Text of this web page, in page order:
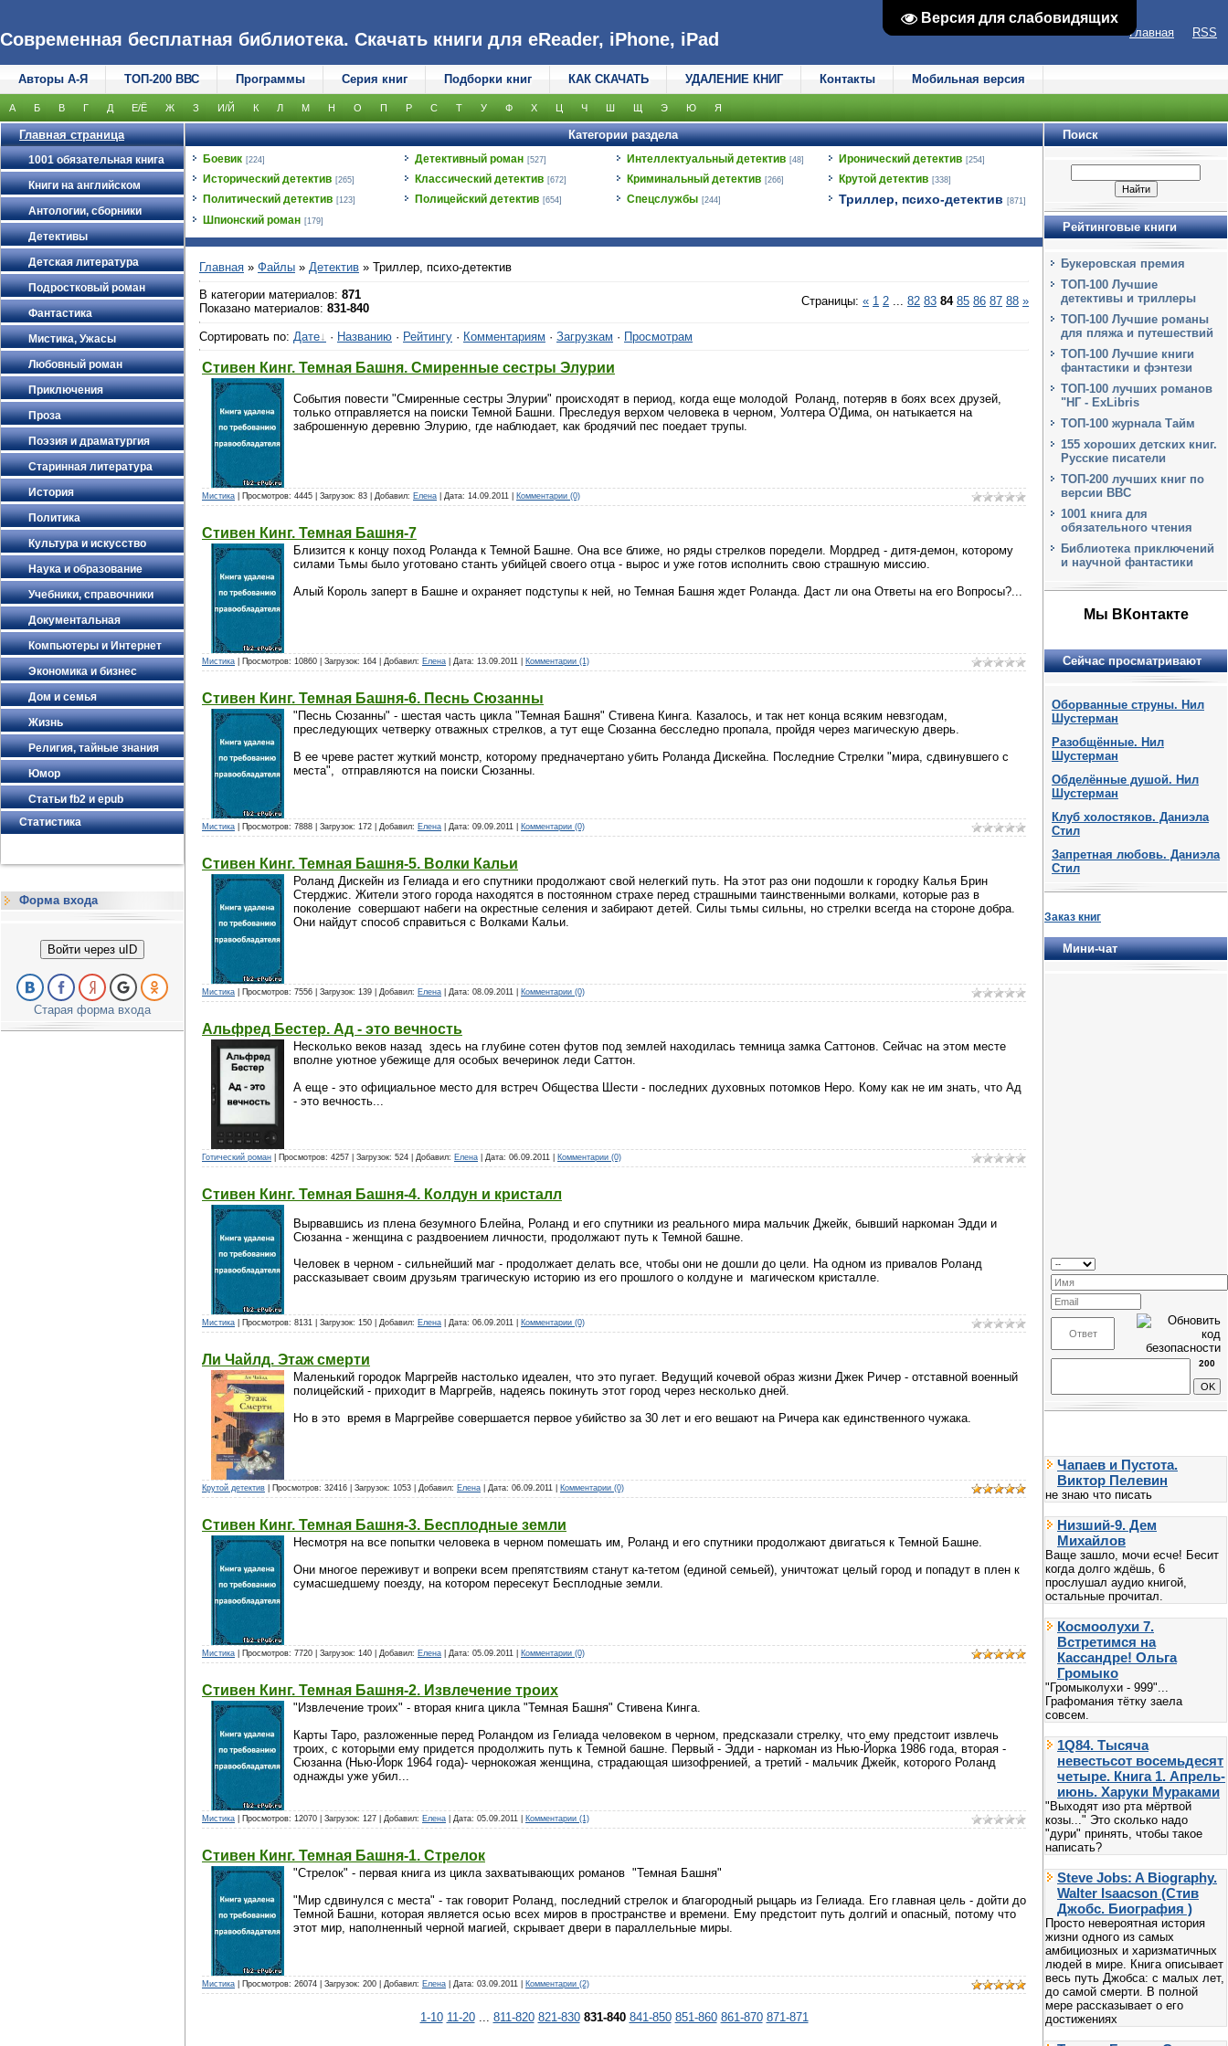
Версия для слабовидящих
Версия для слабовидящих
Современная бесплатная библиотека. Скачать книги для eReader, iPhone, iPad Главная RSS
Авторы А-Я ТОП-200 ВВС Программы Серия книг Подборки книг КАК СКАЧАТЬ УДАЛЕНИЕ КНИГ Контакты Мобильная версия
А Б В Г Д Е/Ё Ж З И/Й К Л М Н О П Р С Т У Ф Х Ц Ч Ш Щ Э Ю Я
Главная страница
1001 обязательная книга
Книги на английском
Антологии, сборники
Детективы
Детская литература
Подростковый роман
Фантастика
Мистика, Ужасы
Любовный роман
Приключения
Проза
Поэзия и драматургия
Старинная литература
История
Политика
Культура и искусство
Наука и образование
Учебники, справочники
Документальная
Компьютеры и Интернет
Экономика и бизнес
Дом и семья
Жизнь
Религия, тайные знания
Юмор
Статьи fb2 и epub
Статистика
Форма входа
Войти через uID
Старая форма входа
Категории раздела
Боевик [224] Детективный роман [527] Интеллектуальный детектив [48] Иронический детектив [254]
Исторический детектив [265] Классический детектив [672] Криминальный детектив [266] Крутой детектив [338]
Политический детектив [123] Полицейский детектив [654] Спецслужбы [244] Триллер, психо-детектив [871]
Шпионский роман [179]
Главная » Файлы » Детектив » Триллер, психо-детектив
В категории материалов: 871
Показано материалов: 831-840
Страницы: « 1 2 ... 82 83 84 85 86 87 88 »
Сортировать по: Дате · Названию · Рейтингу · Комментариям · Загрузкам · Просмотрам
Стивен Кинг. Темная Башня. Смиренные сестры Элурии
События повести "Смиренные сестры Элурии" происходят в период, когда еще молодой Роланд, потеряв в боях всех друзей,
только отправляется на поиски Темной Башни. Преследуя верхом человека в черном, Уолтера О'Дима, он натыкается на
заброшенную деревню Элурию, где наблюдает, как бродячий пес поедает трупы.
Мистика | Просмотров: 4445 | Загрузок: 83 | Добавил: Елена | Дата: 14.09.2011 Комментарии (0)
Стивен Кинг. Темная Башня-7
Близится к концу поход Роланда к Темной Башне. Она все ближе, но ряды стрелков поредели. Мордред - дитя-демон, которому
силами Тьмы было уготовано станть убийцей своего отца - вырос и уже готов исполнить свою страшную миссию.
Алый Король заперт в Башне и охраняет подступы к ней, но Темная Башня ждет Роланда. Даст ли она Ответы на его Вопросы?...
Мистика | Просмотров: 10860 | Загрузок: 164 | Добавил: Елена | Дата: 13.09.2011 Комментарии (1)
Стивен Кинг. Темная Башня-6. Песнь Сюзанны
"Песнь Сюзанны" - шестая часть цикла "Темная Башня" Стивена Кинга. Казалось, и так нет конца всяким невзгодам,
преследующих четверку отважных стрелков, а тут еще Сюзанна бесследно пропала, пройдя через магическую дверь.
В ее чреве растет жуткий монстр, которому предначертано убить Роланда Дискейна. Последние Стрелки "мира, сдвинувшего с
места", отправляются на поиски Сюзанны.
Мистика | Просмотров: 7888 | Загрузок: 172 | Добавил: Елена | Дата: 09.09.2011 Комментарии (0)
Стивен Кинг. Темная Башня-5. Волки Кальи
Роланд Дискейн из Гелиада и его спутники продолжают свой нелегкий путь. На этот раз они подошли к городку Калья Брин
Стерджис. Жители этого города находятся в постоянном страхе перед страшными таинственными волками, которые раз в
поколение совершают набеги на окрестные селения и забирают детей. Силы тьмы сильны, но стрелки всегда на стороне добра.
Они найдут способ справиться с Волками Кальи.
Мистика | Просмотров: 7556 | Загрузок: 139 | Добавил: Елена | Дата: 08.09.2011 Комментарии (0)
Альфред Бестер. Ад - это вечность
Несколько веков назад здесь на глубине сотен футов под землей находилась темница замка Саттонов. Сейчас на этом месте
вполне уютное убежище для особых вечеринок леди Саттон.
А еще - это официальное место для встреч Общества Шести - последних духовных потомков Неро. Кому как не им знать, что Ад
- это вечность...
Готический роман | Просмотров: 4257 | Загрузок: 524 | Добавил: Елена | Дата: 06.09.2011 Комментарии (0)
Стивен Кинг. Темная Башня-4. Колдун и кристалл
Вырвавшись из плена безумного Блейна, Роланд и его спутники из реального мира мальчик Джейк, бывший наркоман Эдди и
Сюзанна - женщина с раздвоением личности, продолжают путь к Темной башне.
Человек в черном - сильнейший маг - продолжает делать все, чтобы они не дошли до цели. На одном из привалов Роланд
рассказывает своим друзьям трагическую историю из его прошлого о колдуне и магическом кристалле.
Мистика | Просмотров: 8131 | Загрузок: 150 | Добавил: Елена | Дата: 06.09.2011 Комментарии (0)
Ли Чайлд. Этаж смерти
Маленький городок Маргрейв настолько идеален, что это пугает. Ведущий кочевой образ жизни Джек Ричер - отставной военный
полицейский - приходит в Маргрейв, надеясь покинуть этот город через несколько дней.
Но в это время в Маргрейве совершается первое убийство за 30 лет и его вешают на Ричера как единственного чужака.
Крутой детектив | Просмотров: 32416 | Загрузок: 1053 | Добавил: Елена | Дата: 06.09.2011 Комментарии (0)
Стивен Кинг. Темная Башня-3. Бесплодные земли
Несмотря на все попытки человека в черном помешать им, Роланд и его спутники продолжают двигаться к Темной Башне.
Они многое переживут и вопреки всем препятствиям станут ка-тетом (единой семьей), уничтожат целый город и попадут в плен к
сумасшедшему поезду, на котором пересекут Бесплодные земли.
Мистика | Просмотров: 7720 | Загрузок: 140 | Добавил: Елена | Дата: 05.09.2011 Комментарии (0)
Стивен Кинг. Темная Башня-2. Извлечение троих
"Извлечение троих" - вторая книга цикла "Темная Башня" Стивена Кинга.
Карты Таро, разложенные перед Роландом из Гелиада человеком в черном, предсказали стрелку, что ему предстоит извлечь
троих, с которыми ему придется продолжить путь к Темной башне. Первый - Эдди - наркоман из Нью-Йорка 1986 года, вторая -
Сюзанна (Нью-Йорк 1964 года)- чернокожая женщина, страдающая шизофренией, а третий - мальчик Джейк, которого Роланд
однажды уже убил...
Мистика | Просмотров: 12070 | Загрузок: 127 | Добавил: Елена | Дата: 05.09.2011 Комментарии (1)
Стивен Кинг. Темная Башня-1. Стрелок
"Стрелок" - первая книга из цикла захватывающих романов "Темная Башня"
"Мир сдвинулся с места" - так говорит Роланд, последний стрелок и благородный рыцарь из Гелиада. Его главная цель - дойти до
Темной Башни, которая является осью всех миров в пространстве и времени. Ему предстоит путь долгий и опасный, потому что
этот мир, наполненный черной магией, скрывает двери в параллельные миры.
Мистика | Просмотров: 26074 | Загрузок: 200 | Добавил: Елена | Дата: 03.09.2011 Комментарии (2)
1-10 11-20 811-820 821-830 831-840 841-850 851-860 861-870 871-871
Поиск
Рейтинговые книги
Букеровская премия
ТОП-100 Лучшие
детективы и триллеры
ТОП-100 Лучшие романы
для пляжа и путешествий
ТОП-100 Лучшие книги
фантастики и фэнтези
ТОП-100 лучших романов
"НГ - ExLibris
ТОП-100 журнала Тайм
155 хороших детских книг.
Русские писатели
ТОП-200 лучших книг по
версии BBC
1001 книга для
обязательного чтения
Библиотека приключений
и научной фантастики
Мы ВКонтакте
Сейчас просматривают
Оборванные струны. Нил
Шустерман
Разобщённые. Нил
Шустерман
Обделённые душой. Нил
Шустерман
Клуб холостяков. Даниэла
Стил
Запретная любовь. Даниэла
Стил
Заказ книг
Мини-чат
200
Чапаев и Пустота.
Виктор Пелевин
не знаю что писать
Низший-9. Дем
Михайлов
Ваще зашло, мочи есче! Бесит
когда долго ждёшь, 6
прослушал аудио книгой,
остальные прочитал.
Космоолухи 7.
Встретимся на
Кассандре! Ольга
Громыко
"Громыколухи - 999"...
Графомания тётку заела
совсем.
1Q84. Тысяча
невестьсот восемьдесят
четыре. Книга 1. Апрель-
июнь. Харуки Мураками
"Выходят изо рта мёртвой
козы..." Это сколько надо
"дури" принять, чтобы такое
написать?
Steve Jobs: A Biography.
Walter Isaacson (Стив
Джобс. Биография )
Просто невероятная история
жизни одного из самых
амбициозных и харизматичных
людей в мире. Книга описывает
весь путь Джобса: с малых лет,
до самой смерти. В полной
мере рассказывает о его
достижениях